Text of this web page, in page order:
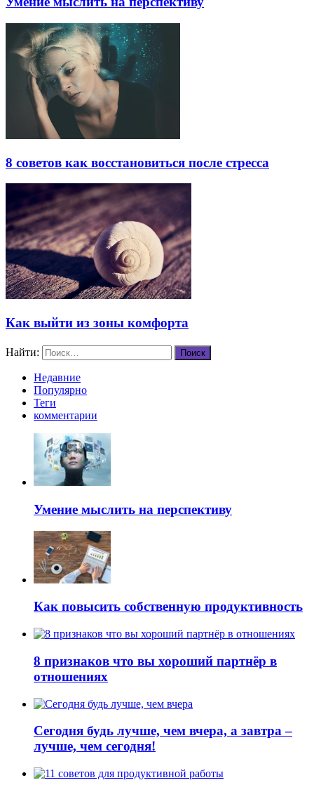
8 советов как восстановиться после стресса
Как выйти из зоны комфорта
Найти:
Недавние
Популярно
Теги
комментарии
Умение мыслить на перспективу
Как повысить собственную продуктивность
8 признаков что вы хороший партнёр в
отношениях
Сегодня будь лучше, чем вчера, а завтра –
лучше, чем сегодня!